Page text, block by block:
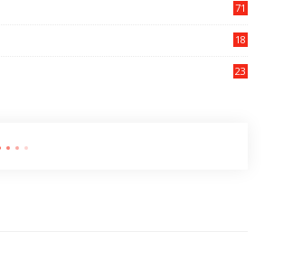
71
18
23